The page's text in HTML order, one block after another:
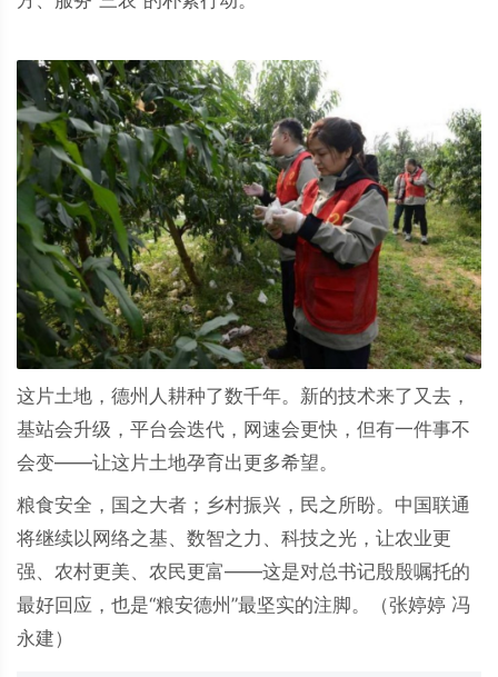
这片土地，德州人耕种了数千年。新的技术来了又去，
基站会升级，平台会迭代，网速会更快，但有一件事不
会变——让这片土地孕育出更多希望。
粮食安全，国之大者；乡村振兴，民之所盼。中国联通
将继续以网络之基、数智之力、科技之光，让农业更
强、农村更美、农民更富——这是对总书记殷殷嘱托的
最好回应，也是“粮安德州”最坚实的注脚。（张婷婷 冯
永建）